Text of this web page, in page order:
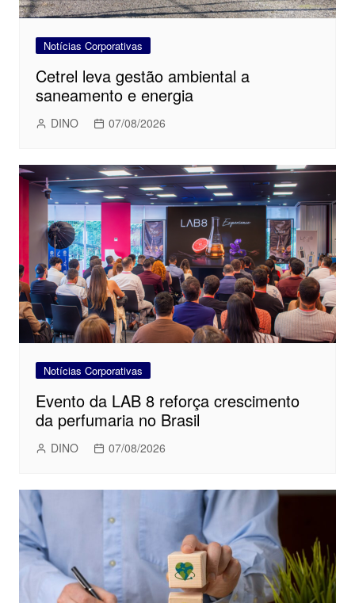
Notícias Corporativas
Cetrel leva gestão ambiental a
saneamento e energia
DINO 07/08/2026
Notícias Corporativas
Evento da LAB 8 reforça crescimento
da perfumaria no Brasil
DINO 07/08/2026